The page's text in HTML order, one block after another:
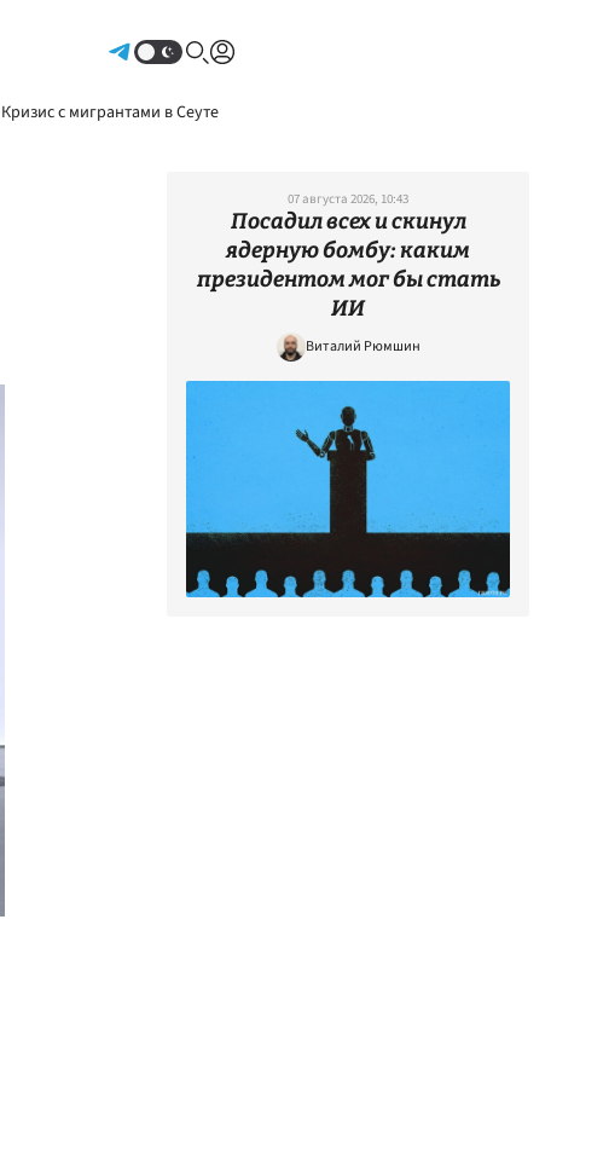
Кризис с мигрантами в Сеуте
07 августа 2026, 10:43
Посадил всех и скинул
ядерную бомбу: каким
президентом мог бы стать
ИИ
Виталий Рюмшин